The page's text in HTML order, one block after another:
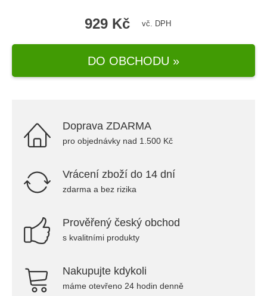
929 Kč vč. DPH
DO OBCHODU »
Doprava ZDARMA
pro objednávky nad 1.500 Kč
Vrácení zboží do 14 dní
zdarma a bez rizika
Prověřený český obchod
s kvalitními produkty
Nakupujte kdykoli
máme otevřeno 24 hodin denně